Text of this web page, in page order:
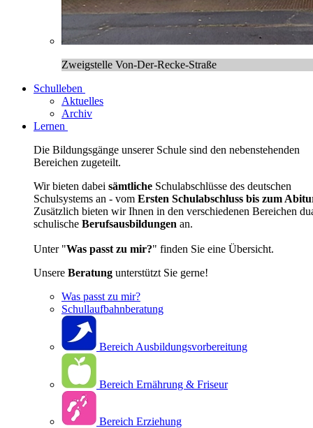
Zweigstelle Von-Der-Recke-Straße
Schulleben
Aktuelles
Archiv
Lernen
Die Bildungsgänge unserer Schule sind den nebenstehenden
Bereichen zugeteilt.
Wir bieten dabei sämtliche Schulabschlüsse des deutschen
Schulsystems an - vom Ersten Schulabschluss bis zum
Zusätzlich bieten wir Ihnen in den verschiedenen Bereichen
schulische Berufsausbildungen an.
Unter "Was passt zu mir?" finden Sie eine Übersicht.
Unsere Beratung unterstützt Sie gerne!
Was passt zu mir?
Schullaufbahnberatung
Bereich Ausbildungsvorbereitung
Bereich Ernährung & Friseur
Bereich Erziehung